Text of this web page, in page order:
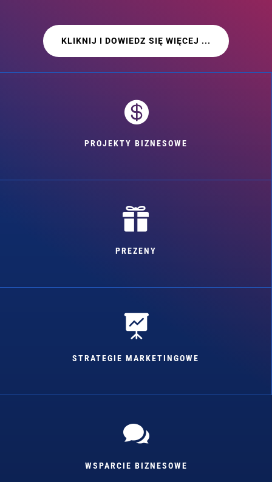
KLIKNIJ I DOWIEDZ SIĘ WIĘCEJ ...

PROJEKTY BIZNESOWE

PREZENY

STRATEGIE MARKETINGOWE

WSPARCIE BIZNESOWE